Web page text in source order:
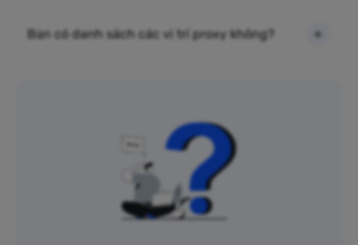
Bạn có danh sách các vị trí proxy không?